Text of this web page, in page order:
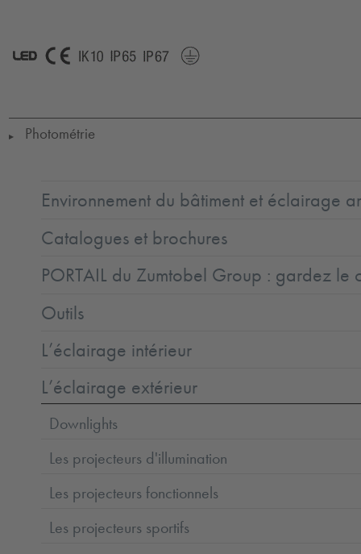
▶ Photométrie
Environnement du bâtiment et éclairage
Catalogues et brochures
PORTAIL du Zumtobel Group : gardez le
Outils
L’éclairage intérieur
L’éclairage extérieur
Downlights
Les projecteurs d'illumination
Les projecteurs fonctionnels
Les projecteurs sportifs